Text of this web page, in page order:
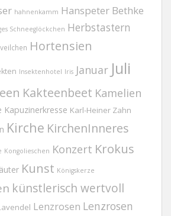
hahnenkamm Hanspeter Bethke
Schneeglöckchen Herbstastern
Hortensien
Insektenhotel Iris Januar Juli
Kakteenbeet Kamelien
Kapuzinerkresse Karl-Heiner Zahn
Kirche KirchenInneres
Kongolieschen Konzert Krokus
Kunst Königskerze
künstlerisch wertvoll
Lenzrosen Lenzrosen